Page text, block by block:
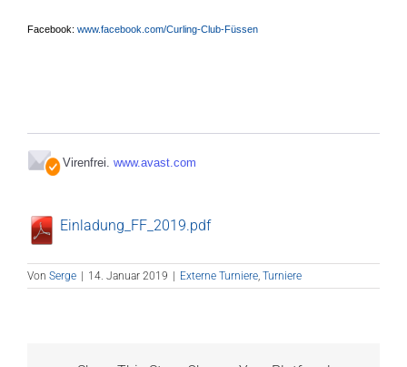
Facebook: www.facebook.com/Curling-Club-Füssen
Virenfrei. www.avast.com
Einladung_FF_2019.pdf
Von Serge 14. Januar 2019 Externe Turniere, Turniere